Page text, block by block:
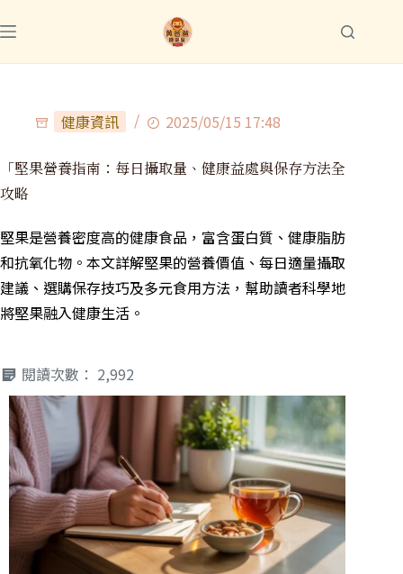
健康資訊 2025/05/15 17:48
「堅果營養指南：每日攝取量、健康益處與保存方法全
攻略
堅果是營養密度高的健康食品，富含蛋白質、健康脂肪
和抗氧化物。本文詳解堅果的營養價值、每日適量攝取
建議、選購保存技巧及多元食用方法，幫助讀者科學地
將堅果融入健康生活。
閱讀次數： 2,992